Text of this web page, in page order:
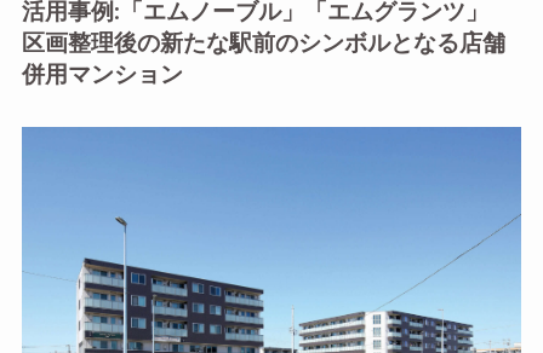
活用事例:「エムノーブル」「エムグランツ」
区画整理後の新たな駅前のシンボルとなる店舗
併用マンション